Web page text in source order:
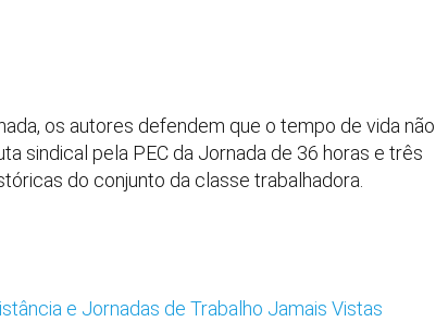
os autores defendem que o tempo de vida não
sindical pela PEC da Jornada de 36 horas e três
do conjunto da classe trabalhadora.
e Jornadas de Trabalho Jamais Vistas